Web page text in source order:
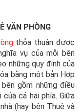
VĂN PHÒNG
thỏa thuận được
vụ của mỗi bên
những quy định của
bằng một bản Hợp
gồm những điều
cả hai phía. Giữa
(hay bên Thuê và